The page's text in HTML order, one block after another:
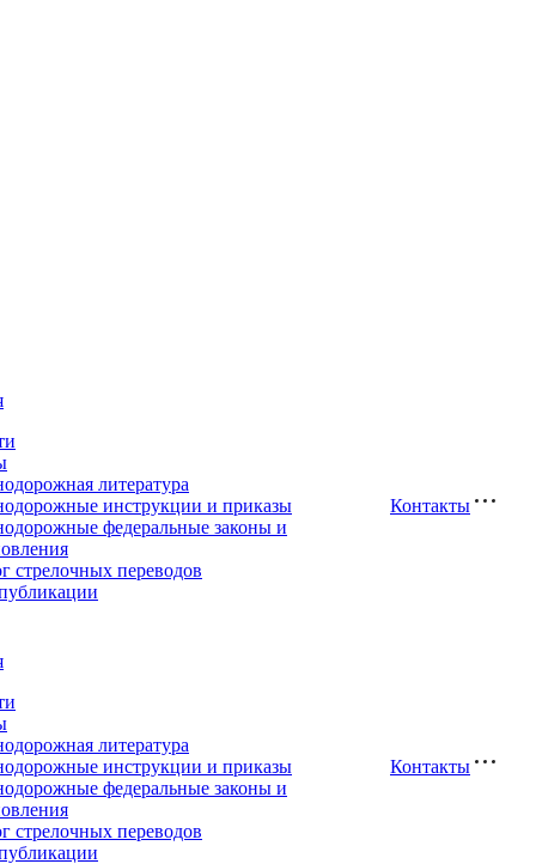
литература
инструкции и приказы
федеральные законы и
стрелочных переводов
Контакты
литература
инструкции и приказы
федеральные законы и
стрелочных переводов
Контакты